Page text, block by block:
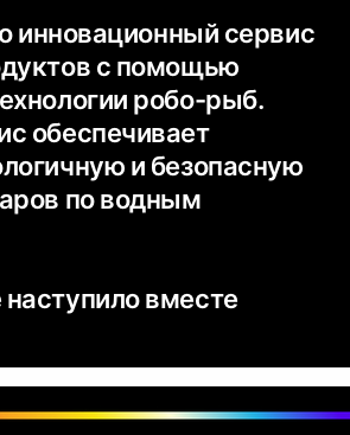
инновационный сервис
с помощью
робо-рыб.
обеспечивает
и безопасную
по водным
вместе